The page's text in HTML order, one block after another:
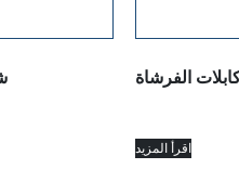
2U شريط فارغ كابلات الفرشاة
اقرأ المزيد